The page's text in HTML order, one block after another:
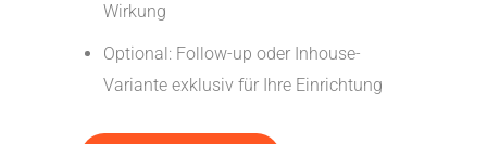
Wirkung
Optional: Follow-up oder Inhouse-
Variante exklusiv für Ihre Einrichtung